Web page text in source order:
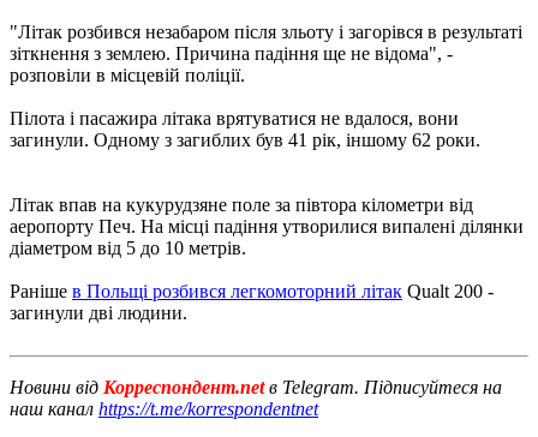
"Літак розбився незабаром після зльоту і загорівся в результаті
зіткнення з землею. Причина падіння ще не відома", -
розповіли в місцевій поліції.
Пілота і пасажира літака врятуватися не вдалося, вони
загинули. Одному з загиблих був 41 рік, іншому 62 роки.
Літак впав на кукурудзяне поле за півтора кілометри від
аеропорту Печ. На місці падіння утворилися випалені ділянки
діаметром від 5 до 10 метрів.
Раніше в Польщі розбився легкомоторний літак Qualt 200 -
загинули дві людини.
Новини від Корреспондент.netв Telegram. Підписуйтеся на
наш канал https://t.me/korrespondentnet